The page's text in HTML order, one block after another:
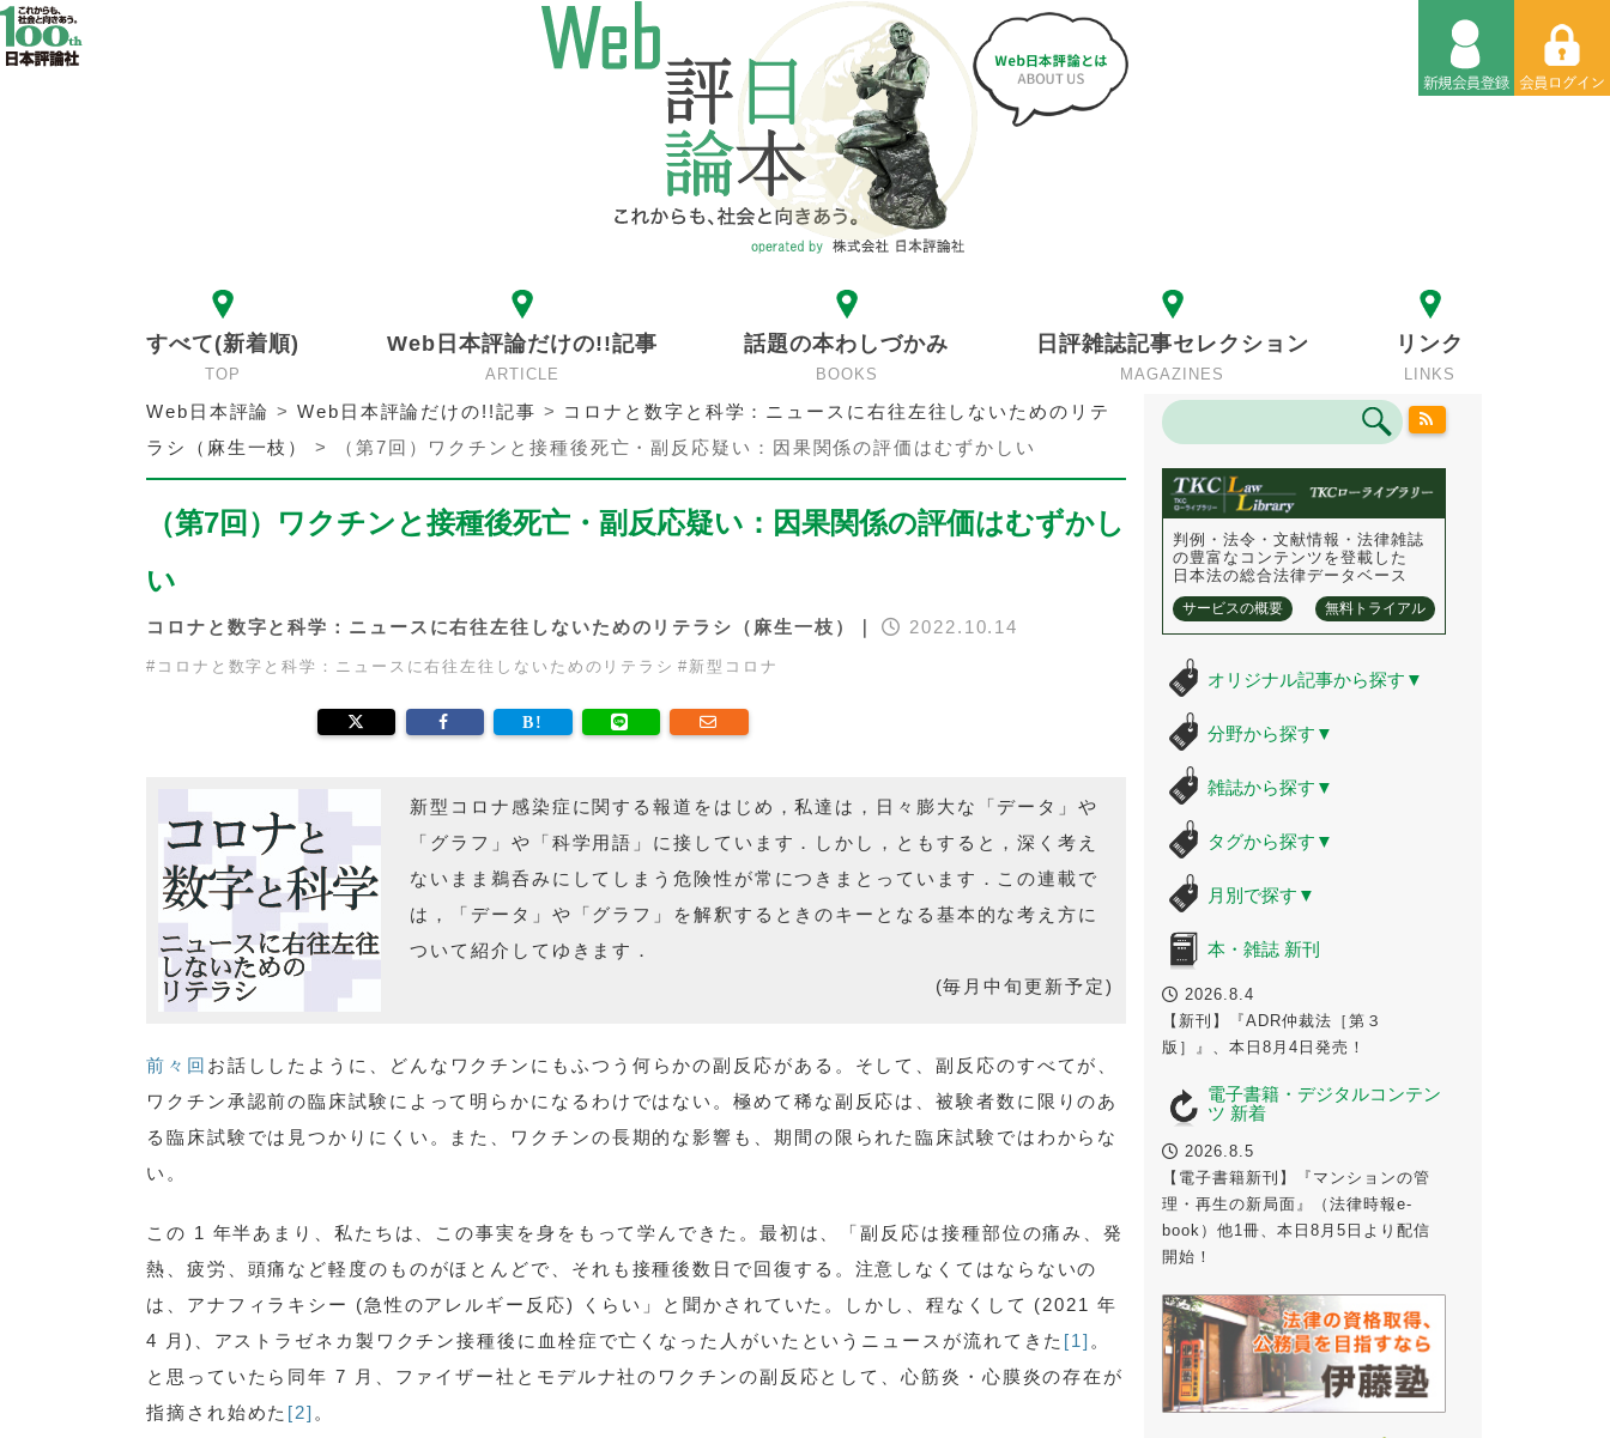
すべて(新着順)
TOP
Web日本評論だけの!!記事
ARTICLE
話題の本わしづかみ
BOOKS
日評雑誌記事セレクション
MAGAZINES
リンク
LINKS
Web日本評論 >Web日本評論だけの!!記事 > コロナと数字と科学：ニュースに右往左往しないためのリテ
ラシ（麻生一枝）
> （第7回）ワクチンと接種後死亡・副反応疑い：因果関係の評価はむずかしい
（第7回）ワクチンと接種後死亡・副反応疑い：因果関係の評価はむずかし
い
コロナと数字と科学：ニュースに右往左往しないためのリテラシ（麻生一枝）｜ 2022.10.14
# コロナと数字と科学：ニュースに右往左往しないためのリテラシ # 新型コロナ
新型コロナ感染症に関する報道をはじめ，私達は，日々膨大な「データ」や
「グラフ」や「科学用語」に接しています．しかし，ともすると，深く考え
ないまま鵜呑みにしてしまう危険性が常につきまとっています．この連載で
は，「データ」や「グラフ」を解釈するときのキーとなる基本的な考え方に
ついて紹介してゆきます．
(毎月中旬更新予定)
前々回 お話ししたように、どんなワクチンにもふつう何らかの副反応がある。そして、副反応のすべてが、
ワクチン承認前の臨床試験によって明らかになるわけではない。極めて稀な副反応は、被験者数に限りのあ
る臨床試験では見つかりにくい。また、ワクチンの長期的な影響も、期間の限られた臨床試験ではわからな
い。
この 1 年半あまり、私たちは、この事実を身をもって学んできた。最初は、「副反応は接種部位の痛み、発
熱、疲労、頭痛など軽度のものがほとんどで、それも接種後数日で回復する。注意しなくてはならないの
は、アナフィラキシー (急性のアレルギー反応) くらい」と聞かされていた。しかし、程なくして (2021 年
4 月)、アストラゼネカ製ワクチン接種後に血栓症で亡くなった人がいたというニュースが流れてきた [1] 。
と思っていたら同年 7 月、ファイザー社とモデルナ社のワクチンの副反応として、心筋炎・心膜炎の存在が
指摘され始めた [2] 。
判例・法令・文献情報・法律雑誌
の豊富なコンテンツを登載した
日本法の総合法律データベース
サービスの概要 無料トライアル
オリジナル記事から探す ▼
分野から探す ▼
雑誌から探す ▼
タグから探す ▼
月別で探す ▼
本・雑誌 新刊
2026.8.4
【新刊】『ADR仲裁法［第３
版］』、本日8月4日発売！
電子書籍・デジタルコンテン
ツ 新着
2026.8.5
【電子書籍新刊】『マンションの管
理・再生の新局面』（法律時報e-
book）他1冊、本日8月5日より配信
開始！